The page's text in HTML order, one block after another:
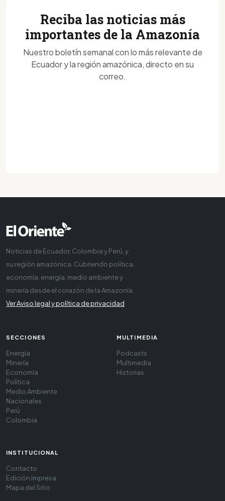
Reciba las noticias más
importantes de la Amazonía
Nuestro boletín semanal con lo más relevante de
Ecuador y la región amazónica, directo en su
correo.
Noticias de Ecuador, Colombia y Perú, y
su región amazónica. Cubriendo política,
economía, energía, medio ambiente y
minería desde el corazón de la Amazonía
Ver Aviso legal y política de privacidad
SECCIONES
Energía
Minería
Economía
Política
Medio Ambiente
Nacionales
Perú
Colombia
MULTIMEDIA
Podcasts
Multimedia
Historias
INSTITUCIONAL
Contacto
Edición Impresa
Mapa del Sitio